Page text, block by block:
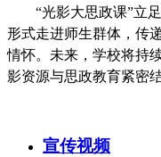
“光影大思政课”立
形式走进师生群体，传
情怀。未来，学校将持
影资源与思政教育紧密
宣传视频